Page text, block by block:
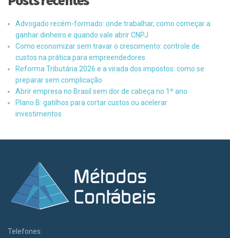
Advogado recém-formado: onde trabalhar, como começar a
ganhar dinheiro e quando vale abrir CNPJ
Como economizar sem travar o crescimento: controle de
custos na prática para empreendedores
Reforma Tributária 2026 e a virada dos impostos: como se
preparar sem complicação
Abrir empresa no Brasil sem dor de cabeça no 1º ano
Plano B: gatilhos para cortar custos ou acelerar
investimentos
Telefones: